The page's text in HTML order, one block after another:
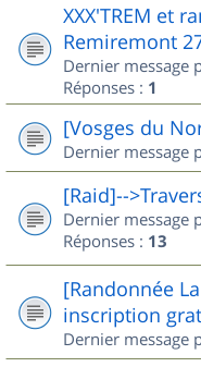
XXX'TREM et
Remiremont
Dernier message
Réponses : 1
[Vosges du
Dernier message
[Raid]--
Dernier message
Réponses : 13
[Randonnée
inscription
Dernier message